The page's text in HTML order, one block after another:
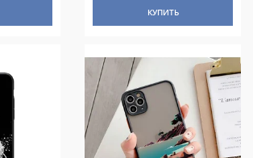
КУПИТЬ